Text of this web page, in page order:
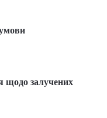
щодо залучених